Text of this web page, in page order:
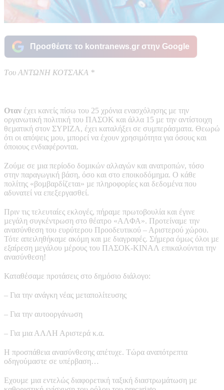
Προσθέστε το kontranews.gr στην Google
Tου ΑΝΤΩΝΗ ΚΟΤΣΑΚΑ *
Οταν έχει κανείς πίσω του 25 χρόνια ενασχόλησης µε την
οργανωτική πολιτική του ΠΑΣΟΚ και άλλα 15 µε την αντίστοιχη
θεµατική στον ΣΥΡΙΖΑ, έχει καταλήξει σε συµπεράσµατα. Θεωρώ
ότι οι απόψεις µου, µπορεί να έχουν χρησιµότητα για όσους και
όποιους ενδιαφέρονται.
Ζούµε σε µια περίοδο δοµικών αλλαγών και ανατροπών, τόσο
στην παραγωγική βάση, όσο και στο εποικοδόµηµα. Ο κάθε
πολίτης «βοµβαρδίζεται» µε πληροφορίες και δεδοµένα που
αδυνατεί να επεξεργασθεί.
Πριν τις τελευταίες εκλογές, πήραµε πρωτοβουλία και έγινε
µεγάλη συγκέντρωση στο θέατρο «ΑΛΦΑ». Προτείναµε την
ανασύνθεση του ευρύτερου Προοδευτικού – Αριστερού χώρου.
Τότε απειληθήκαµε ακόµη και µε διαγραφές. Σήµερα όµως όλοι µε
εξαίρεση µεγάλου µέρους του ΠΑΣΟΚ-ΚΙΝΑΛ επικαλούνται την
ανασύνθεση!
Καταθέσαµε προτάσεις στο δηµόσιο διάλογο:
– Για την ανάγκη νέας µεταπολίτευσης
– Για την αυτοοργάνωση
– Για µια ΑΛΛΗ Αριστερά κ.α.
Η προσπάθεια ανασύνθεσης απέτυχε. Τώρα αναπότρεπτα
οδηγούµαστε σε υπέρβαση…
Εχουµε µια εντελώς διαφορετική ταξική διαστρωµάτωση µε